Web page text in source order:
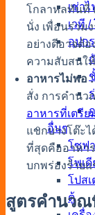
เช่า
เวที
อุปก
อื่นๆ
โซฟา
โพเ
โปส
ตู้
โกลาหลทันที
นั่ง เพื่อนร่วม
อย่างดีอาจต้อ
ความสับสนใ
อาหารไม่พอ :
สั่ง การคำนว
อาหารที่เตรีย
แขกบางโต๊ะ
ที่สุดคืออาหา
บกพร่องร้ายแ
สูตรคำนวณ